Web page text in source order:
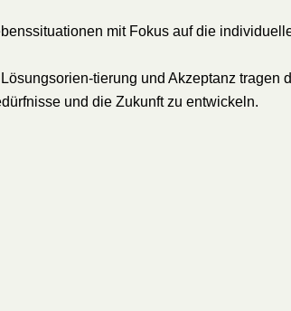
mit Fokus auf die
tierung und Akzeptanz tragen
und die Zukunft zu entwickeln.